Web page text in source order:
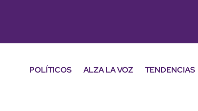
POLÍTICOS ALZA LA VOZ TENDENCIAS